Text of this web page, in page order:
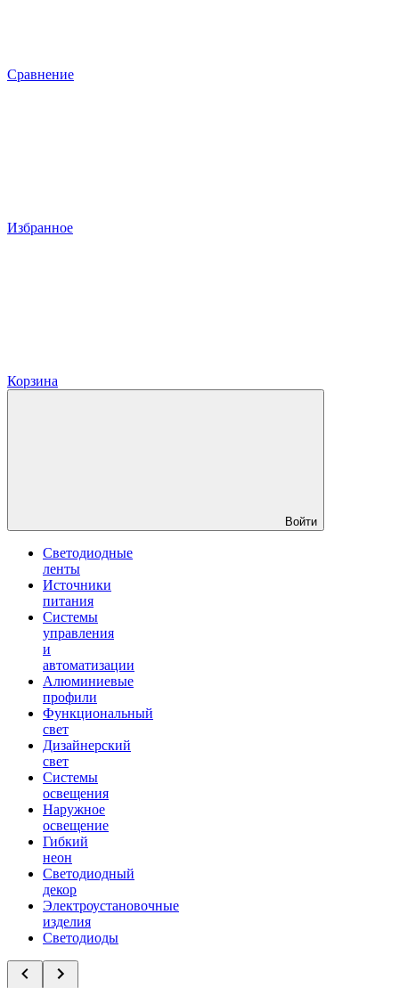
Сравнение
Избранное
Корзина
Войти
Светодиодные
ленты
Источники
питания
Системы
управления
и
автоматизации
Алюминиевые
профили
Функциональный
свет
Дизайнерский
свет
Системы
освещения
Наружное
освещение
Гибкий
неон
Светодиодный
декор
Электроустановочные
изделия
Светодиоды